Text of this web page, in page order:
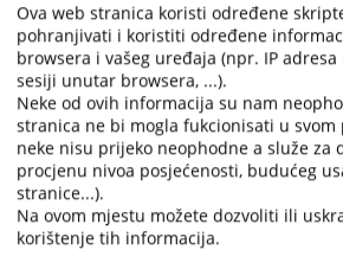
4. Ukoliko ne dođe do pokretanja istrage, hoću
O nesprovođenju istrage, kao i o
obavijestiti oštećenog i podnosioca prijave u
podnosilac imaju pravo podnijeti pritužbu u
tužitelja.
5. Kada tužitelj obustavlja istragu?
Tužitelj će naredbom obustaviti istragu
Ova web stranica koristi određene
pohranjivati i koristiti određene
browsera i vašeg uređaja (npr. IP
sesiji unutar browsera, ...).
Neke od ovih informacija su nam
stranica ne bi mogla fukcionisati u
neke nisu prijeko neophodne a služe za
procjenu nivoa posjećenosti, budućeg
stranice...).
Na ovom mjestu možete dozvoliti ili
korištenje tih informacija.